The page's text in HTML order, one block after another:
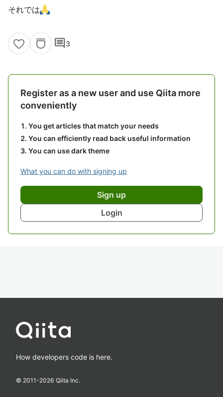
それでは
comment3
Register as a new user and use Qiita more
conveniently
You get articles that match your needs
You can efficiently read back useful information
You can use dark theme
What you can do with signing up
Sign up
Login
How developers code is here.
© 2011-2026 Qiita Inc.